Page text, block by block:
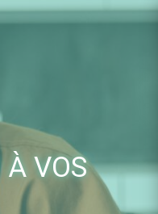
À VOS